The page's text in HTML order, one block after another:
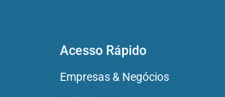
Acesso Rápido
Empresas & Negócios